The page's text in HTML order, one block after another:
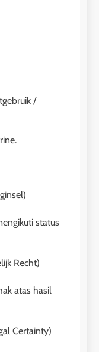
/
status
Recht)
atas hasil
Certainty)